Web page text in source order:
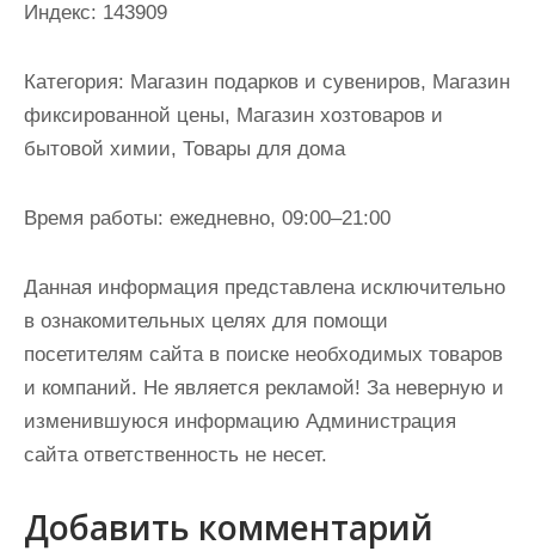
Индекс: 143909
Категория: Магазин подарков и сувениров, Магазин
фиксированной цены, Магазин хозтоваров и
бытовой химии, Товары для дома
Время работы: ежедневно, 09:00–21:00
Данная информация представлена исключительно
в ознакомительных целях для помощи
посетителям сайта в поиске необходимых товаров
и компаний. Не является рекламой! За неверную и
изменившуюся информацию Администрация
сайта ответственность не несет.
Добавить комментарий